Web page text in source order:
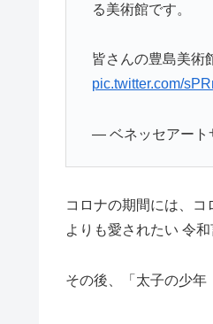
る美術館です。
皆さんの豊島美術
pic.twitter.com/
— ベネッセアート
コロナの期間には、
よりも愛されたい 令
その後、「太子の少